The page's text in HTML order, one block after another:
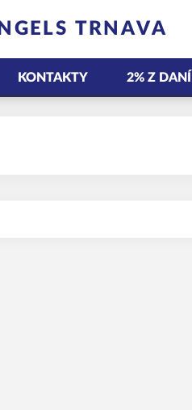
TRNAVA
KONTAKTY 2% Z DANÍ